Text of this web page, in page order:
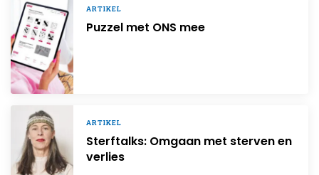
ARTIKEL
Puzzel met ONS mee
ARTIKEL
Sterftalks: Omgaan met sterven en
verlies